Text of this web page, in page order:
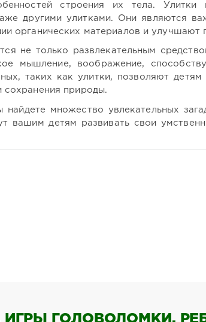
строения их тела. Улитки
другими улитками. Они являются
органических материалов и улучшают
не только развлекательным
мышление, воображение,
таких как улитки, позволяют
сохранения природы.
найдете множество увлекательных
вашим детям развивать свои
ГОЛОВОЛОМКИ,